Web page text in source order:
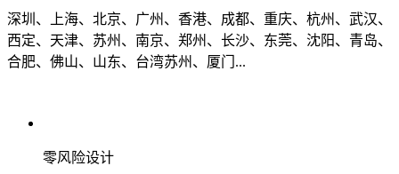
深圳、上海、北京、广州、香港、成都、重庆、杭州、武汉、
西定、天津、苏州、南京、郑州、长沙、东莞、沈阳、青岛、
合肥、佛山、山东、台湾苏州、厦门...
零风险设计